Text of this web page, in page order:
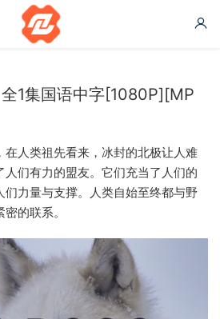
1集国语中字[1080P][MP
在人类祖先看来，冰封的北极让人难
人们有力的盟友。它们充当了人们的
们力量与支撑。人类自始至终都与野
的联系。